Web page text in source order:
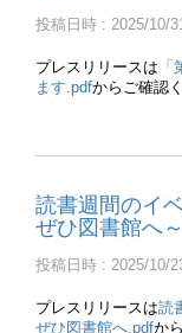
投稿日時 : 2025/10/
プレスリリースは
ます.pdfからご確認
読書週間のイ
ぜひ図書館へ～
投稿日時 : 2025/10/
プレスリリースは読
ぜひ図書館へ.pdfか